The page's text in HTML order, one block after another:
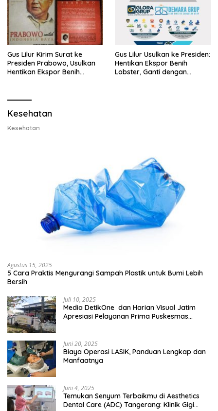
Gus Lilur Kirim Surat ke
Presiden Prabowo, Usulkan
Hentikan Ekspor Benih
Gus Lilur Usulkan ke Presiden:
Hentikan Ekspor Benih
Lobster, Ganti dengan
Kesehatan
Kesehatan
Agustus 15, 2025
5 Cara Praktis Mengurangi Sampah Plastik untuk Bumi Lebih
Bersih
Juli 10, 2025
Media DetikOne dan Harian Visual Jatim
Apresiasi Pelayanan Prima Puskesmas
Juni 20, 2025
Biaya Operasi LASIK, Panduan Lengkap dan
Manfaatnya
Juni 4, 2025
Temukan Senyum Terbaikmu di Aesthetics
Dental Care (ADC) Tangerang: Klinik Gigi